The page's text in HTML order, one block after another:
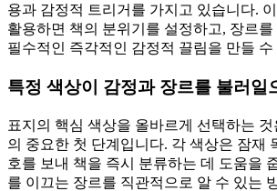
용과 감정적 트리거를 가지고 있습니다.
활용하면 책의 분위기를 설정하고, 장르를
필수적인 즉각적인 감정적 끌림을 만들 수
특정 색상이 감정과 장르를 불러일
표지의 핵심 색상을 올바르게 선택하는 것
의 중요한 첫 단계입니다. 각 색상은 잠재
호를 보내 책을 즉시 분류하는 데 도움을
를 이끄는 장르를 직관적으로 알 수 있는